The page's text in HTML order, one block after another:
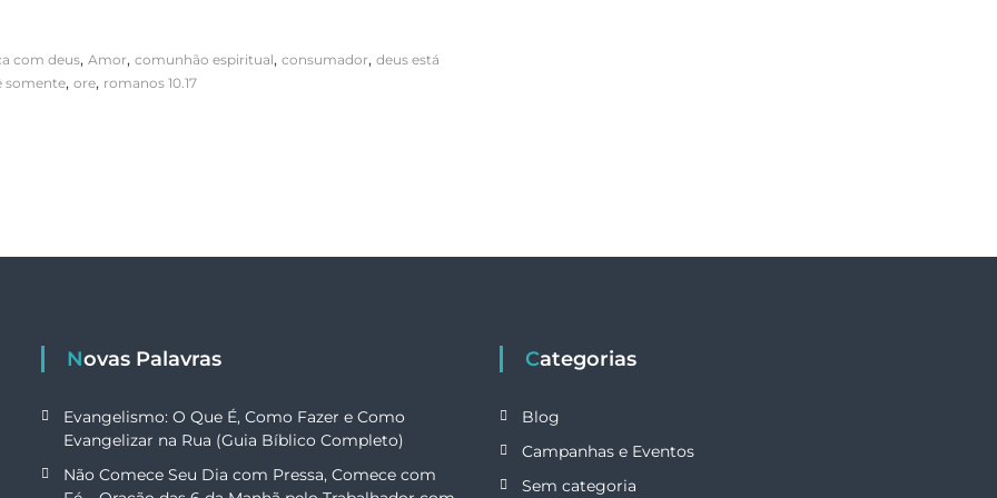
com deus, Amor, comunhão espiritual, consumador, deus está
somente, ore, romanos 10.17
Novas Palavras
Evangelismo: O Que É, Como Fazer e Como
Evangelizar na Rua (Guia Bíblico Completo)
Não Comece Seu Dia com Pressa, Comece com
Categorias
Blog
Campanhas e Eventos
Sem categoria